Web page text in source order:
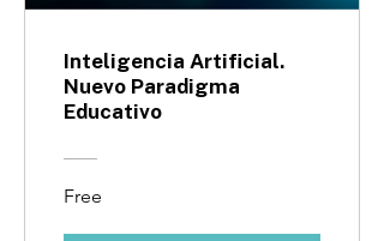
Inteligencia Artificial.
Nuevo Paradigma
Educativo
Free